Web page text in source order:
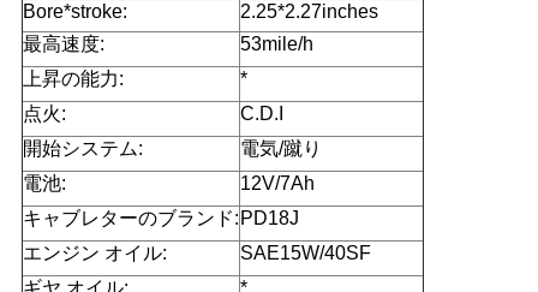
要
求
し
な
さ
い
Bore*stroke:
2.25*2.27inches
最高速度:
53mile/h
上昇の能力:
*
点火:
C.D.I
開始システム:
電気/蹴り
電池:
12V/7Ah
キャブレターのブランド: PD18J
エンジン オイル:
SAE15W/40SF